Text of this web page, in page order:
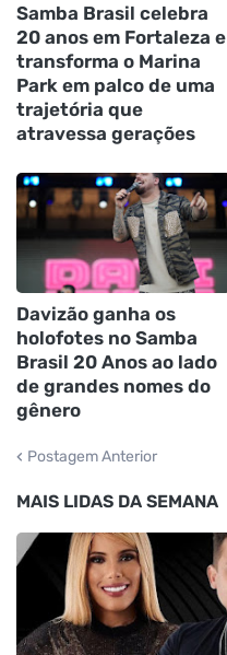
Samba Brasil celebra
20 anos em Fortaleza e
transforma o Marina
Park em palco de uma
trajetória que
atravessa gerações
Davizão ganha os
holofotes no Samba
Brasil 20 Anos ao lado
de grandes nomes do
gênero
Postagem Anterior
MAIS LIDAS DA SEMANA